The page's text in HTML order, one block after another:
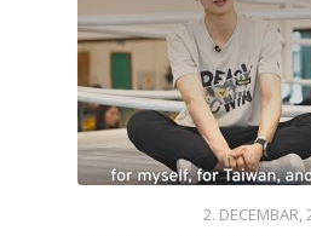
2. DECEMBAR,